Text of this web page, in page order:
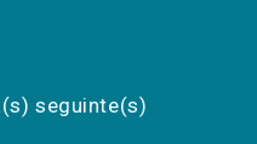
seguinte(s)